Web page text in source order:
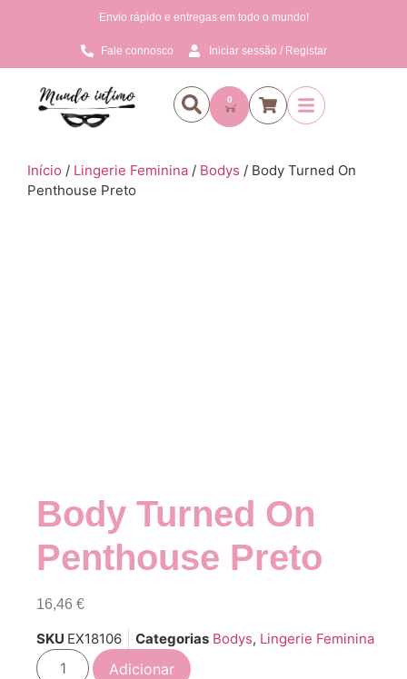
Envio rápido e entregas em todo o mundo!
Fale connosco Iniciar sessão / Registar
0
Início / Lingerie Feminina / Bodys / Body Turned On
Penthouse Preto
Body Turned On
Penthouse Preto
16,46 €
SKU EX18106 Categorias Bodys, Lingerie Feminina
Adicionar